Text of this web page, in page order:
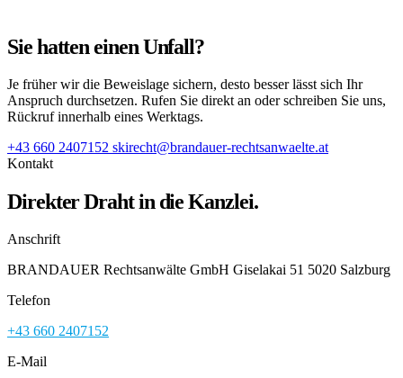
Sie hatten einen Unfall?
Je früher wir die Beweislage sichern, desto besser lässt sich Ihr
Anspruch durchsetzen. Rufen Sie direkt an oder schreiben Sie uns,
Rückruf innerhalb eines Werktags.
+43 660 2407152 skirecht@brandauer-rechtsanwaelte.at
Kontakt
Direkter Draht in die Kanzlei.
Anschrift
BRANDAUER Rechtsanwälte GmbH Giselakai 51 5020 Salzburg
Telefon
+43 660 2407152
E-Mail